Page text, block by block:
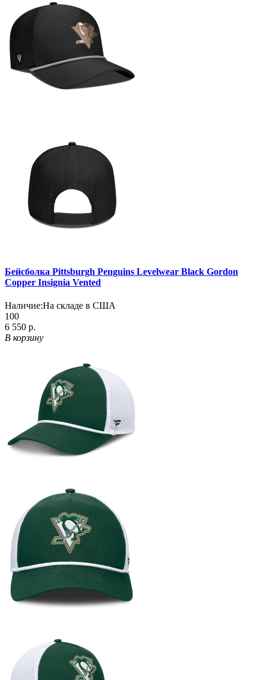
Бейсболка Pittsburgh Penguins Levelwear Black Gordon
Copper Insignia Vented
Наличие:На складе в США
100
6 550 р.
В корзину